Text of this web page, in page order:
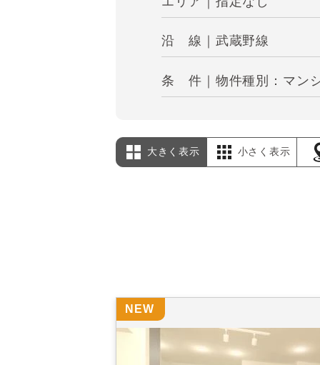
沿 線｜武蔵野線
条 件｜物件種別：マン
大きく表示 小さく表示
NEW